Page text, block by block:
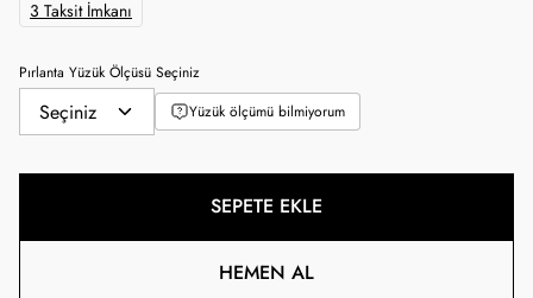
3 Taksit İmkanı
Pırlanta Yüzük Ölçüsü Seçiniz
Yüzük ölçümü bilmiyorum
SEPETE EKLE
HEMEN AL